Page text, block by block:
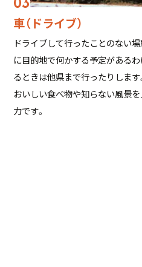
車（ドライブ）
ドライブして行ったことのない
に目的地で何かする予定がある
るときは他県まで行ったりします
おいしい食べ物や知らない風景
力です。